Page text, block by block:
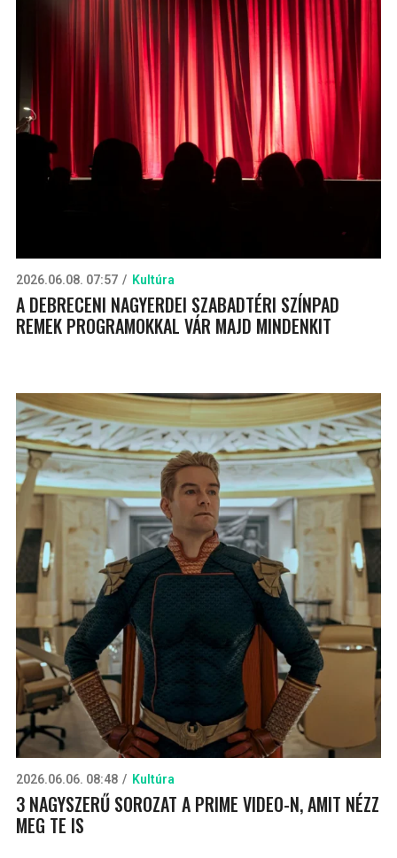
2026.06.08. 07:57 Kultúra
A DEBRECENI NAGYERDEI SZABADTÉRI SZÍNPAD
REMEK PROGRAMOKKAL VÁR MAJD MINDENKIT
2026.06.06. 08:48 Kultúra
3 NAGYSZERŰ SOROZAT A PRIME VIDEO-N, AMIT NÉZZ
MEG TE IS